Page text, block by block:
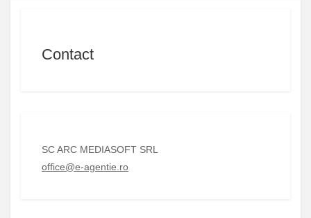
Contact
SC ARC MEDIASOFT SRL
office@e-agentie.ro